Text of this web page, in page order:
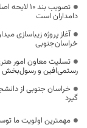
تصویب بند
دامداران است
آغاز پروژه زیباسازی
خراسان‌جنوبی
تسلیت معاون امور
رستمی‌افین و رسول‌بخش
خراسان جنوبی از
گیرد
مهمترین اولویت ما